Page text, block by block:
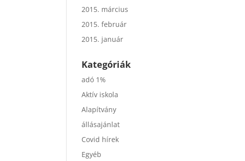
2015. március
2015. február
2015. január
Kategóriák
adó 1%
Aktív iskola
Alapítvány
állásajánlat
Covid hírek
Egyéb